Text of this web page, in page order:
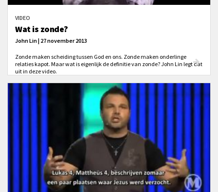
VIDEO
Wat is zonde?
John Lin | 27 november 2013
Zonde maken scheiding tussen God en ons. Zonde maken onderlinge
relaties kapot. Maar wat is eigenlijk de definitie van zonde? John Lin legt dat
uit in deze video.